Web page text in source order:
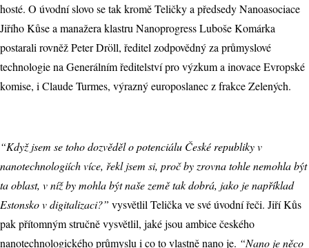
hosté. O úvodní slovo se tak kromě Teličky a předsedy Nanoasociace
Jiřího Kůse a manažera klastru Nanoprogress Luboše Komárka
postarali rovněž Peter Dröll, ředitel zodpovědný za průmyslové
technologie na Generálním ředitelství pro výzkum a inovace Evropské
komise, i Claude Turmes, výrazný europoslanec z frakce Zelených.
“Když jsem se toho dozvěděl o potenciálu České republiky v
nanotechnologiích více, řekl jsem si, proč by zrovna tohle nemohla být
ta oblast, v níž by mohla být naše země tak dobrá, jako je například
Estonsko v digitalizaci?” vysvětlil Telička ve své úvodní řeči. Jiří Kůs
pak přítomným stručně vysvětlil, jaké jsou ambice českého
nanotechnologického průmyslu i co to vlastně nano je. “Nano je něco